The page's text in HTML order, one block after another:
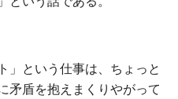
」という仕事は、ちょっと
矛盾を抱えまくりやがって